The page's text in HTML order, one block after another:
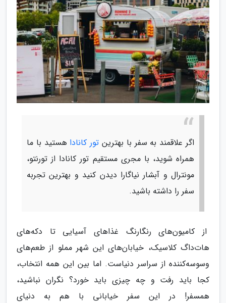
اگر علاقمند به سفر با بهترین تور کانادا هستید با ما
همراه شوید، با مجری مستقیم تور کانادا از تورنتو،
مونترال و آبشار نیاگارا دیدن کنید و بهترین تجربه
سفر را داشته باشید.
از کامیون‌های رنگارنگ غذاهای آسیایی تا دکه‌های
هات‌داگ کلاسیک، خیابان‌های این شهر مملو از طعم‌های
وسوسه‌کننده از سراسر دنیاست. اما بین این همه انتخاب،
کجا باید رفت و چه چیزی باید خورد؟ نگران نباشید،
همسفر! در این سفر خیابانی با هم به دنیای